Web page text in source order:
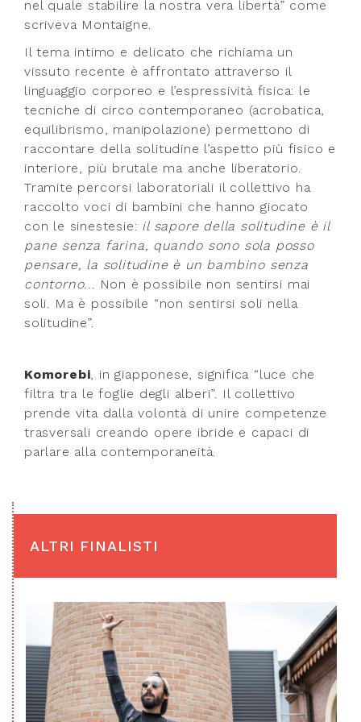
nel quale stabilire la nostra vera libertà” come
scriveva Montaigne.
Il tema intimo e delicato che richiama un
vissuto recente è affrontato attraverso il
linguaggio corporeo e l’espressività fisica: le
tecniche di circo contemporaneo (acrobatica,
equilibrismo, manipolazione) permettono di
raccontare della solitudine l’aspetto più fisico e
interiore, più brutale ma anche liberatorio.
Tramite percorsi laboratoriali il collettivo ha
raccolto voci di bambini che hanno giocato
con le sinestesie: il sapore della solitudine è il
pane senza farina, quando sono sola posso
pensare, la solitudine è un bambino senza
contorno... Non è possibile non sentirsi mai
soli. Ma è possibile “non sentirsi soli nella
solitudine”.
Komorebi, in giapponese, significa “luce che
filtra tra le foglie degli alberi”. Il collettivo
prende vita dalla volontà di unire competenze
trasversali creando opere ibride e capaci di
parlare alla contemporaneità.
ALTRI FINALISTI